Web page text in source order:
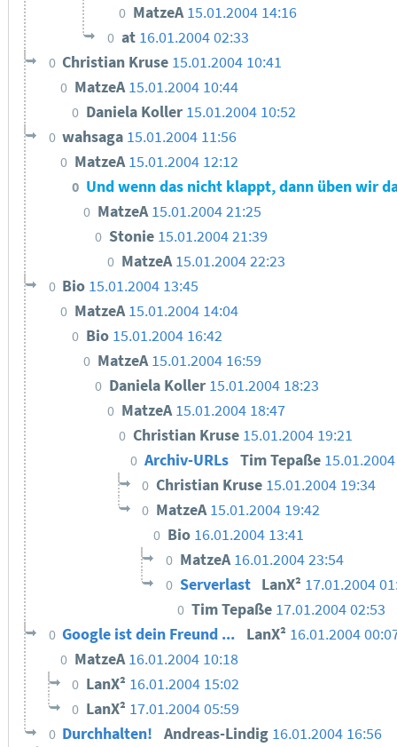
0 MatzeA15.01.2004 14:16
0 at 16.01.2004 02:33
0 Christian Kruse 15.01.2004 10:41
0 MatzeA15.01.2004 10:44
0 Daniela Koller 15.01.2004 10:52
0 wahsaga 15.01.2004 11:56
0 MatzeA15.01.2004 12:12
0 Und wenn das nicht klappt, dann üben wir
0 MatzeA15.01.2004 21:25
0 Stonie 15.01.2004 21:39
0 MatzeA15.01.2004 22:23
0 Bio 15.01.2004 13:45
0 MatzeA15.01.2004 14:04
0 Bio 15.01.2004 16:42
0 MatzeA15.01.2004 16:59
0 Daniela Koller 15.01.2004 18:23
0 MatzeA15.01.2004 18:47
0 Christian Kruse 15.01.2004 19:21
0 Archiv-URLs Tim Tepaße
0 Christian Kruse 15.01.2004 19:34
0 MatzeA15.01.2004 19:42
0 Bio 16.01.2004 13:41
0 MatzeA16.01.2004 23:54
0 Serverlast LanX² 17.01.2004
0 Tim Tepaße 17.01.2004 02:53
0 Google ist dein Freund ... LanX² 16.01.2004
0 MatzeA16.01.2004 10:18
0 LanX² 16.01.2004 15:02
0 LanX² 17.01.2004 05:59
0 Durchhalten! Andreas-Lindig 16.01.2004 16:56